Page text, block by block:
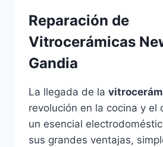
Reparación de
Vitrocerámicas
Gandia
La llegada de la
revolución en la cocina y el
un esencial
sus grandes ventajas,